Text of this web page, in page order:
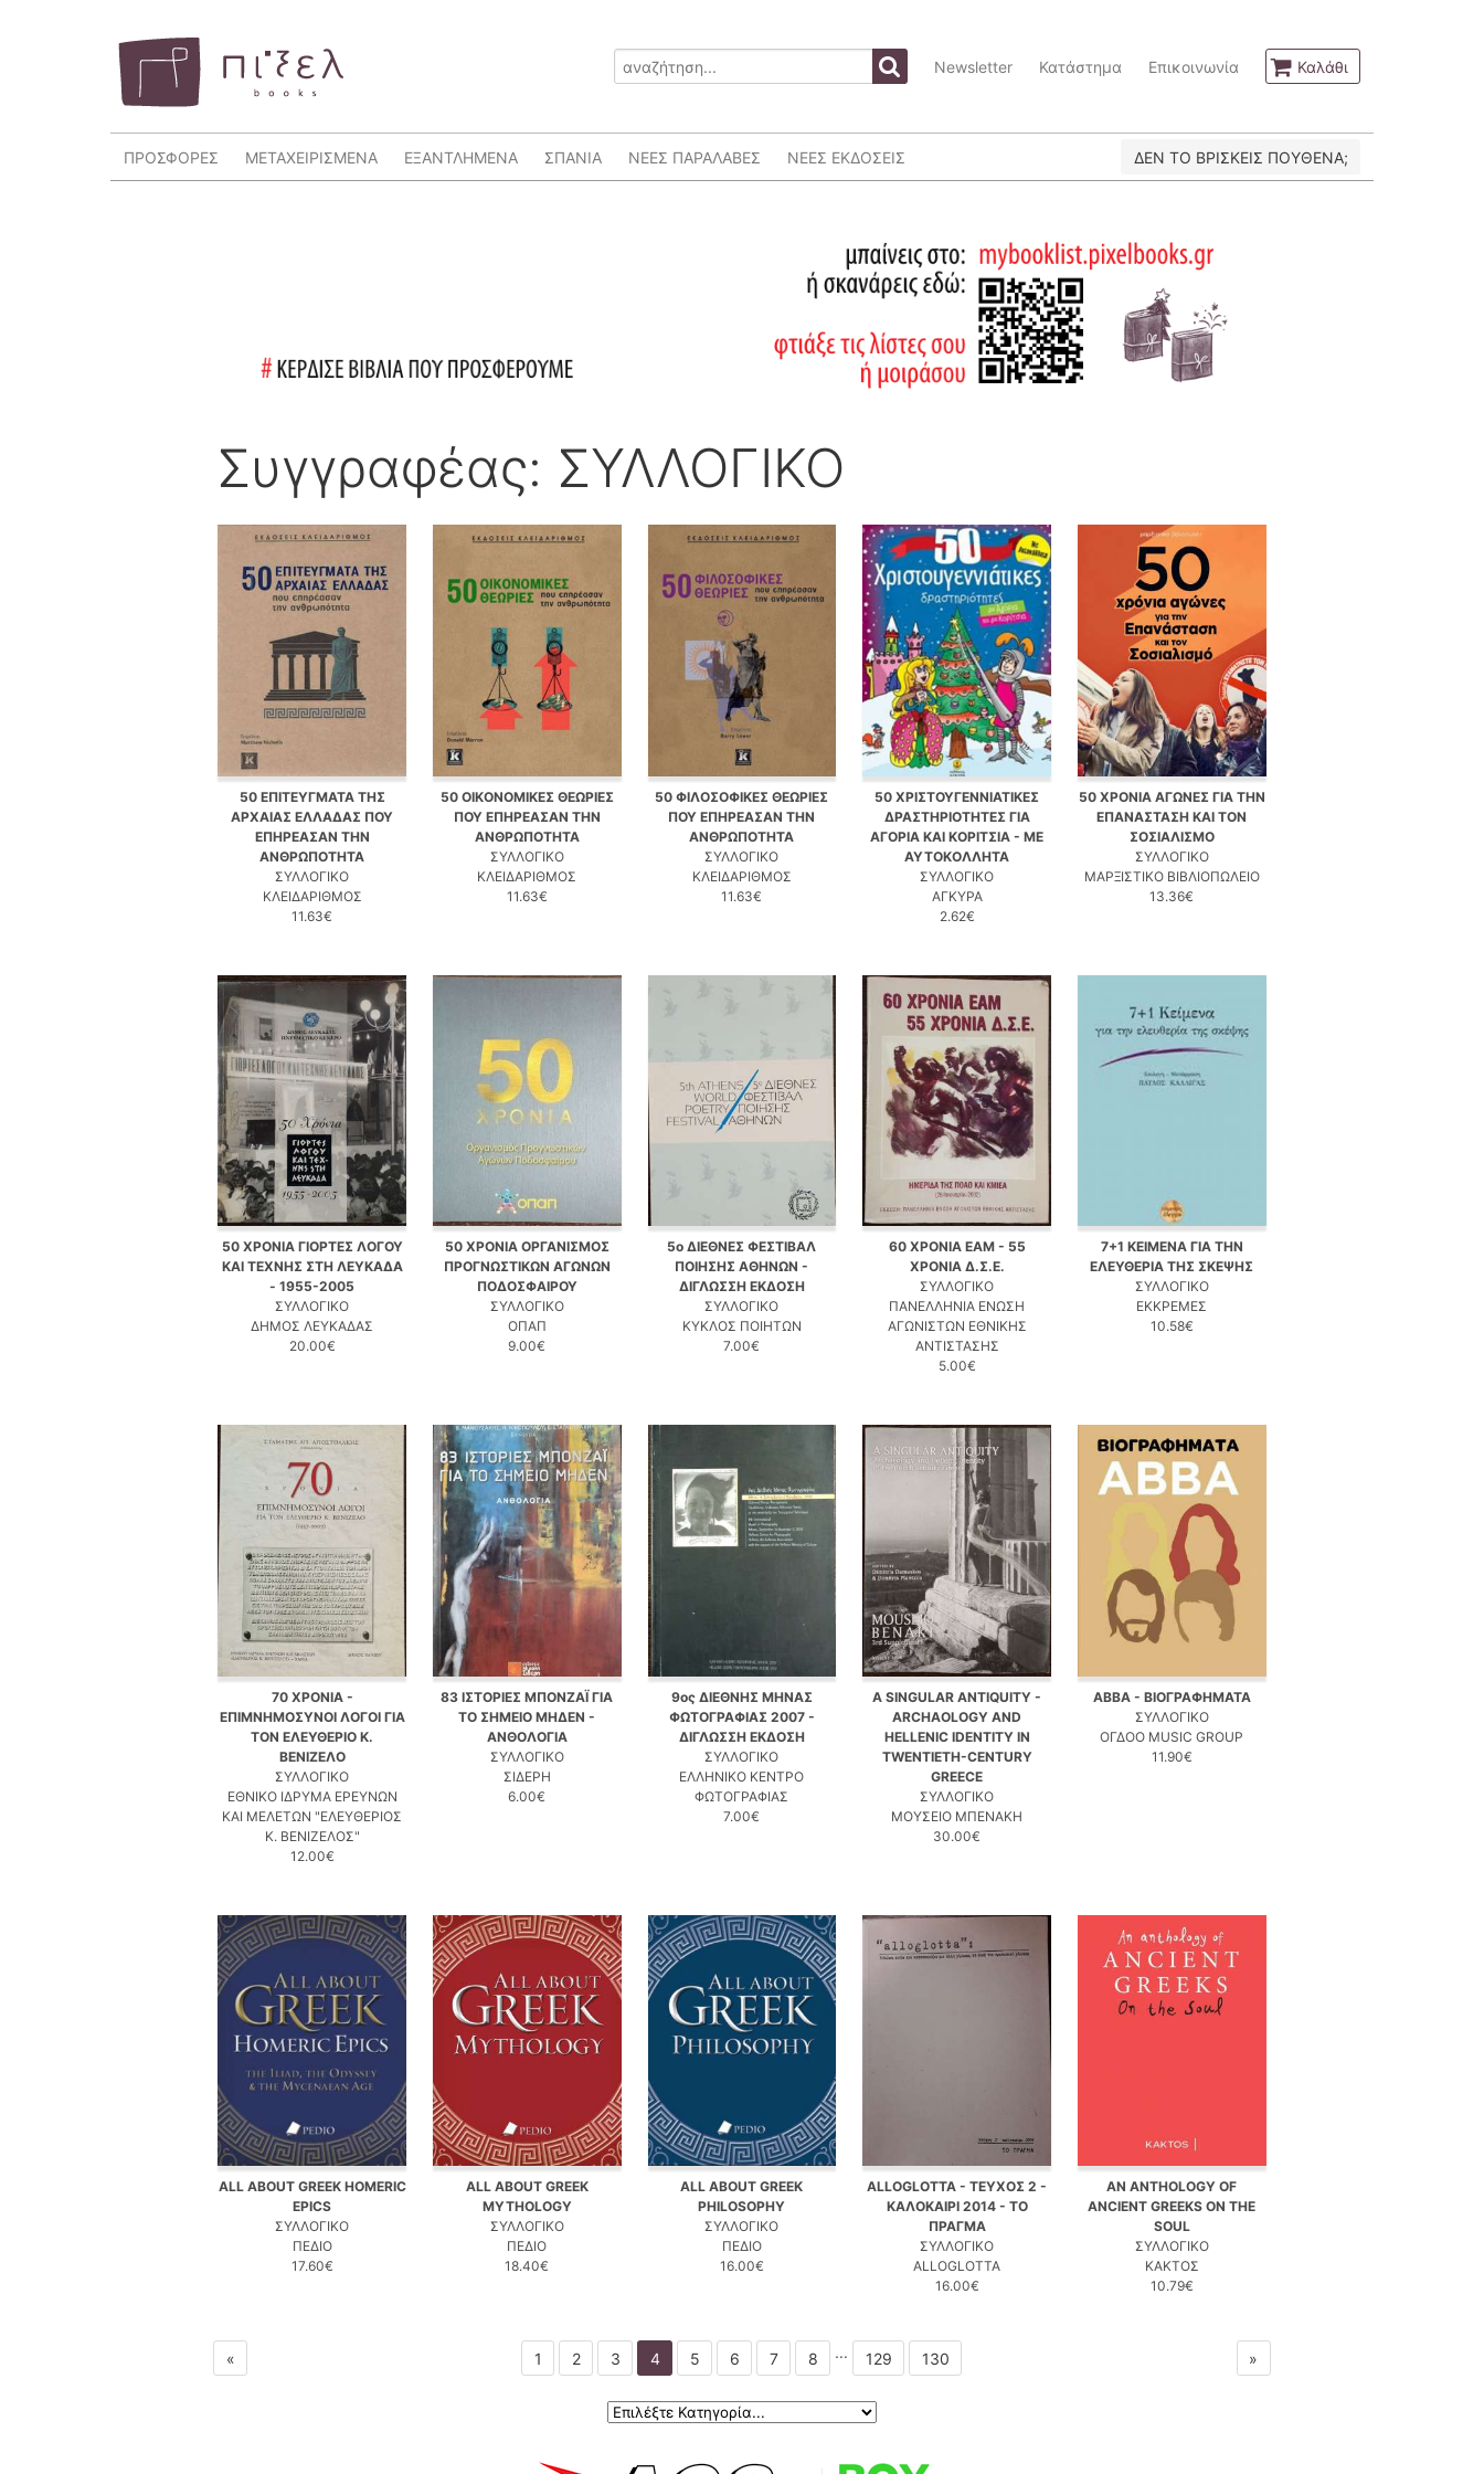
Newsletter Κατάστημα Επικοινωνία Καλάθι
ΠΡΟΣΦΟΡΕΣ ΜΕΤΑΧΕΙΡΙΣΜΕΝΑ ΕΞΑΝΤΛΗΜΕΝΑ ΣΠΑΝΙΑ ΝΕΕΣ ΠΑΡΑΛΑΒΕΣ ΝΕΕΣ ΕΚΔΟΣΕΙΣ ΔΕΝ ΤΟ ΒΡΙΣΚΕΙΣ ΠΟΥΘΕΝΑ;
Συγγραφέας: ΣΥΛΛΟΓΙΚΟ
50 ΕΠΙΤΕΥΓΜΑΤΑ ΤΗΣ
ΑΡΧΑΙΑΣ ΕΛΛΑΔΑΣ ΠΟΥ
ΕΠΗΡΕΑΣΑΝ ΤΗΝ
ΑΝΘΡΩΠΟΤΗΤΑ
ΣΥΛΛΟΓΙΚΟ
ΚΛΕΙΔΑΡΙΘΜΟΣ
11.63€
50 ΟΙΚΟΝΟΜΙΚΕΣ ΘΕΩΡΙΕΣ
ΠΟΥ ΕΠΗΡΕΑΣΑΝ ΤΗΝ
ΑΝΘΡΩΠΟΤΗΤΑ
ΣΥΛΛΟΓΙΚΟ
ΚΛΕΙΔΑΡΙΘΜΟΣ
11.63€
50 ΦΙΛΟΣΟΦΙΚΕΣ ΘΕΩΡΙΕΣ
ΠΟΥ ΕΠΗΡΕΑΣΑΝ ΤΗΝ
ΑΝΘΡΩΠΟΤΗΤΑ
ΣΥΛΛΟΓΙΚΟ
ΚΛΕΙΔΑΡΙΘΜΟΣ
11.63€
50 ΧΡΙΣΤΟΥΓΕΝΝΙΑΤΙΚΕΣ
ΔΡΑΣΤΗΡΙΟΤΗΤΕΣ ΓΙΑ
ΑΓΟΡΙΑ ΚΑΙ ΚΟΡΙΤΣΙΑ - ΜΕ
ΑΥΤΟΚΟΛΛΗΤΑ
ΣΥΛΛΟΓΙΚΟ
ΑΓΚΥΡΑ
2.62€
50 ΧΡΟΝΙΑ ΑΓΩΝΕΣ ΓΙΑ ΤΗΝ
ΕΠΑΝΑΣΤΑΣΗ ΚΑΙ ΤΟΝ
ΣΟΣΙΑΛΙΣΜΟ
ΣΥΛΛΟΓΙΚΟ
ΜΑΡΞΙΣΤΙΚΟ ΒΙΒΛΙΟΠΩΛΕΙΟ
13.36€
50 ΧΡΟΝΙΑ ΓΙΟΡΤΕΣ ΛΟΓΟΥ
ΚΑΙ ΤΕΧΝΗΣ ΣΤΗ ΛΕΥΚΑΔΑ
- 1955-2005
ΣΥΛΛΟΓΙΚΟ
ΔΗΜΟΣ ΛΕΥΚΑΔΑΣ
20.00€
50 ΧΡΟΝΙΑ ΟΡΓΑΝΙΣΜΟΣ
ΠΡΟΓΝΩΣΤΙΚΩΝ ΑΓΩΝΩΝ
ΠΟΔΟΣΦΑΙΡΟΥ
ΣΥΛΛΟΓΙΚΟ
ΟΠΑΠ
9.00€
5ο ΔΙΕΘΝΕΣ ΦΕΣΤΙΒΑΛ
ΠΟΙΗΣΗΣ ΑΘΗΝΩΝ -
ΔΙΓΛΩΣΣΗ ΕΚΔΟΣΗ
ΣΥΛΛΟΓΙΚΟ
ΚΥΚΛΟΣ ΠΟΙΗΤΩΝ
7.00€
60 ΧΡΟΝΙΑ ΕΑΜ - 55
ΧΡΟΝΙΑ Δ.Σ.Ε.
ΣΥΛΛΟΓΙΚΟ
ΠΑΝΕΛΛΗΝΙΑ ΕΝΩΣΗ
ΑΓΩΝΙΣΤΩΝ ΕΘΝΙΚΗΣ
ΑΝΤΙΣΤΑΣΗΣ
5.00€
7+1 ΚΕΙΜΕΝΑ ΓΙΑ ΤΗΝ
ΕΛΕΥΘΕΡΙΑ ΤΗΣ ΣΚΕΨΗΣ
ΣΥΛΛΟΓΙΚΟ
ΕΚΚΡΕΜΕΣ
10.58€
70 ΧΡΟΝΙΑ -
ΕΠΙΜΝΗΜΟΣΥΝΟΙ ΛΟΓΟΙ ΓΙΑ
ΤΟΝ ΕΛΕΥΘΕΡΙΟ Κ.
ΒΕΝΙΖΕΛΟ
ΣΥΛΛΟΓΙΚΟ
ΕΘΝΙΚΟ ΙΔΡΥΜΑ ΕΡΕΥΝΩΝ
ΚΑΙ ΜΕΛΕΤΩΝ "ΕΛΕΥΘΕΡΙΟΣ
Κ. ΒΕΝΙΖΕΛΟΣ"
12.00€
83 ΙΣΤΟΡΙΕΣ ΜΠΟΝΖΑΪ ΓΙΑ
ΤΟ ΣΗΜΕΙΟ ΜΗΔΕΝ -
ΑΝΘΟΛΟΓΙΑ
ΣΥΛΛΟΓΙΚΟ
ΣΙΔΕΡΗ
6.00€
9ος ΔΙΕΘΝΗΣ ΜΗΝΑΣ
ΦΩΤΟΓΡΑΦΙΑΣ 2007 -
ΔΙΓΛΩΣΣΗ ΕΚΔΟΣΗ
ΣΥΛΛΟΓΙΚΟ
ΕΛΛΗΝΙΚΟ ΚΕΝΤΡΟ
ΦΩΤΟΓΡΑΦΙΑΣ
7.00€
A SINGULAR ANTIQUITY -
ARCHAOLOGY AND
HELLENIC IDENTITY IN
TWENTIETH-CENTURY
GREECE
ΣΥΛΛΟΓΙΚΟ
ΜΟΥΣΕΙΟ ΜΠΕΝΑΚΗ
30.00€
ABBA - ΒΙΟΓΡΑΦΗΜΑΤΑ
ΣΥΛΛΟΓΙΚΟ
ΟΓΔΟΟ MUSIC GROUP
11.90€
ALL ABOUT GREEK HOMERIC
EPICS
ΣΥΛΛΟΓΙΚΟ
ΠΕΔΙΟ
17.60€
ALL ABOUT GREEK
MYTHOLOGY
ΣΥΛΛΟΓΙΚΟ
ΠΕΔΙΟ
18.40€
ALL ABOUT GREEK
PHILOSOPHY
ΣΥΛΛΟΓΙΚΟ
ΠΕΔΙΟ
16.00€
ALLOGLOTTA - ΤΕΥΧΟΣ 2 -
ΚΑΛΟΚΑΙΡΙ 2014 - ΤΟ
ΠΡΑΓΜΑ
ΣΥΛΛΟΓΙΚΟ
ALLOGLOTTA
16.00€
AN ANTHOLOGY OF
ANCIENT GREEKS ON THE
SOUL
ΣΥΛΛΟΓΙΚΟ
ΚΑΚΤΟΣ
10.79€
« 1 2 3 4 5 6 7 8 ... 129 130 »